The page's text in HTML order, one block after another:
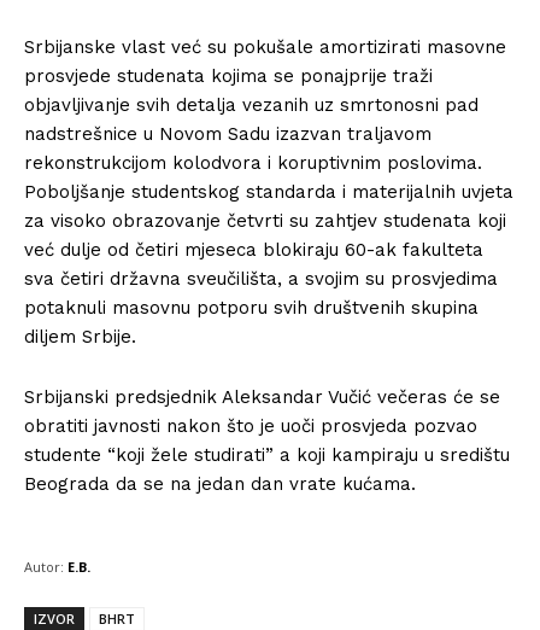
Srbijanske vlast već su pokušale amortizirati masovne
prosvjede studenata kojima se ponajprije traži
objavljivanje svih detalja vezanih uz smrtonosni pad
nadstrešnice u Novom Sadu izazvan traljavom
rekonstrukcijom kolodvora i koruptivnim poslovima.
Poboljšanje studentskog standarda i materijalnih uvjeta
za visoko obrazovanje četvrti su zahtjev studenata koji
već dulje od četiri mjeseca blokiraju 60-ak fakulteta
sva četiri državna sveučilišta, a svojim su prosvjedima
potaknuli masovnu potporu svih društvenih skupina
diljem Srbije.
Srbijanski predsjednik Aleksandar Vučić večeras će se
obratiti javnosti nakon što je uoči prosvjeda pozvao
studente “koji žele studirati” a koji kampiraju u središtu
Beograda da se na jedan dan vrate kućama.
Autor: E.B.
IZVOR BHRT